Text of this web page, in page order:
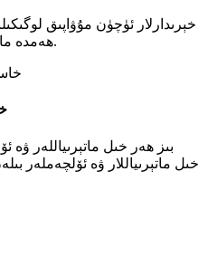
خېرىدارلار ئۈچۈن مۇۋاپىق
ھەمدە مالنى زاكاز بويىچە ئەۋەتىمىز.
بىز ھەر خىل ماتېرىياللەر ۋە
خىل ماتېرىياللار ۋە ئۆلچەملەر